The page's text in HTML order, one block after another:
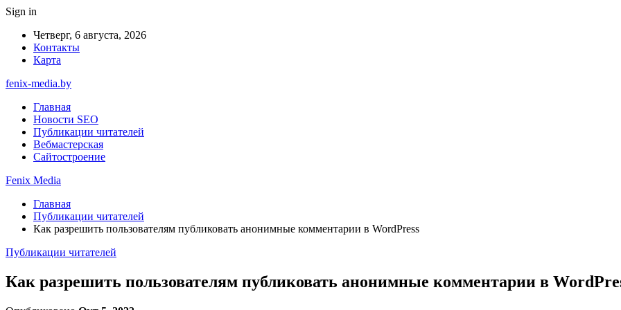
Sign in
Четверг, 6 августа, 2026
Контакты
Карта
fenix-media.by
Главная
Новости SEO
Публикации читателей
Вебмастерская
Сайтостроение
Fenix Media
Главная
Публикации читателей
Как разрешить пользователям публиковать анонимные комментарии в WordPress
Публикации читателей
Как разрешить пользователям публиковать анонимные комментарии в